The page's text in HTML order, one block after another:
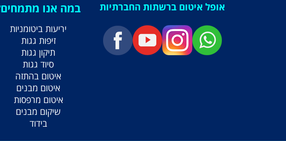
אופל איטום ברשתות החברתיות במה אנו
יריעות ביטומניות
זיפות גגות
תיקון גגות
סיוד גגות
איטום בהתזה
איטום מבנים
איטום מרפסות
שיקום מבנים
בידוד